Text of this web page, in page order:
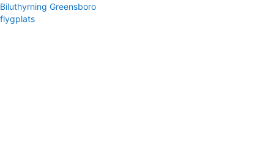
Biluthyrning Greensboro
flygplats